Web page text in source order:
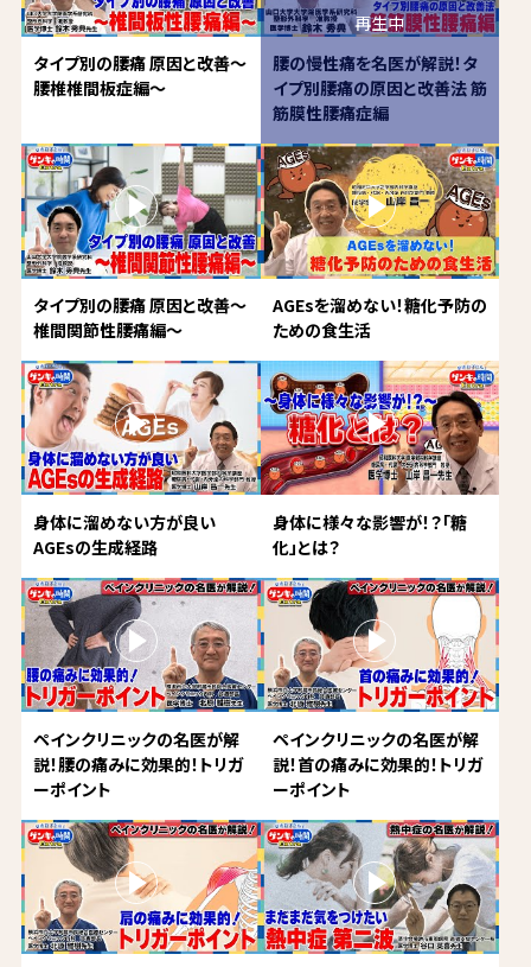
タイプ別の腰痛 原因と改善～
腰椎椎間板症編～
腰の慢性痛を名医が解説！タ
イプ別腰痛の原因と改善法 筋
筋膜性腰痛症編
タイプ別の腰痛 原因と改善～
椎間関節性腰痛編～
AGEsを溜めない！糖化予防の
ための食生活
身体に溜めない方が良い
AGEsの生成経路
身体に様々な影響が！？「糖
化」とは？
ペインクリニックの名医が解
説！腰の痛みに効果的！トリガ
ーポイント
ペインクリニックの名医が解
説！首の痛みに効果的！トリガ
ーポイント